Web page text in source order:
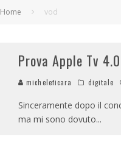
Home vod
Prova Apple Tv
micheleficara digitale
Sinceramente dopo il
ma mi sono dovuto...